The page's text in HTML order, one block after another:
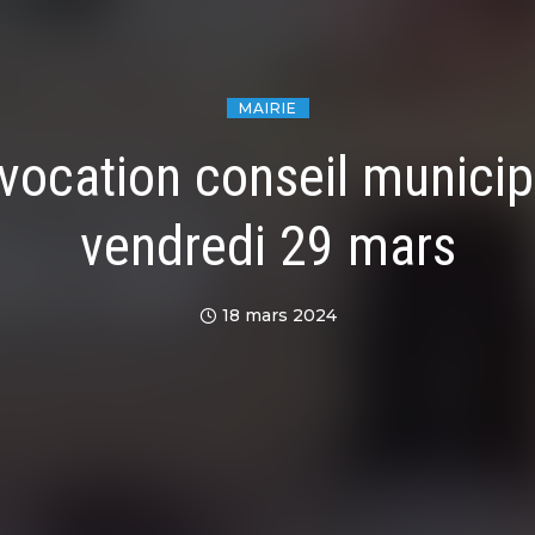
MAIRIE
conseil
vendredi 29 mars
18 mars 2024